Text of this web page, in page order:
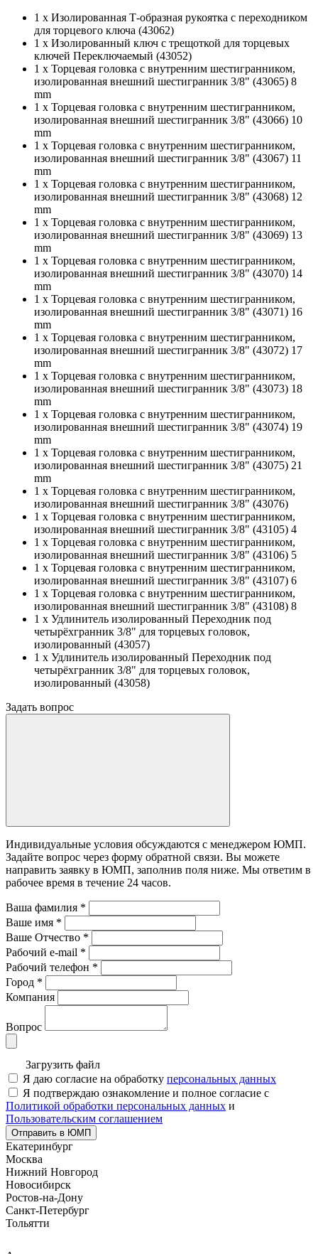
1 x Изолированная Т-образная рукоятка с переходником
для торцевого ключа (43062)
1 x Изолированный ключ с трещоткой для торцевых
ключей Переключаемый (43052)
1 x Торцевая головка с внутренним шестигранником,
изолированная внешний шестигранник 3/8" (43065) 8
mm
1 x Торцевая головка с внутренним шестигранником,
изолированная внешний шестигранник 3/8" (43066) 10
mm
1 x Торцевая головка с внутренним шестигранником,
изолированная внешний шестигранник 3/8" (43067) 11
mm
1 x Торцевая головка с внутренним шестигранником,
изолированная внешний шестигранник 3/8" (43068) 12
mm
1 x Торцевая головка с внутренним шестигранником,
изолированная внешний шестигранник 3/8" (43069) 13
mm
1 x Торцевая головка с внутренним шестигранником,
изолированная внешний шестигранник 3/8" (43070) 14
mm
1 x Торцевая головка с внутренним шестигранником,
изолированная внешний шестигранник 3/8" (43071) 16
mm
1 x Торцевая головка с внутренним шестигранником,
изолированная внешний шестигранник 3/8" (43072) 17
mm
1 x Торцевая головка с внутренним шестигранником,
изолированная внешний шестигранник 3/8" (43073) 18
mm
1 x Торцевая головка с внутренним шестигранником,
изолированная внешний шестигранник 3/8" (43074) 19
mm
1 x Торцевая головка с внутренним шестигранником,
изолированная внешний шестигранник 3/8" (43075) 21
mm
1 x Торцевая головка с внутренним шестигранником,
изолированная внешний шестигранник 3/8" (43076)
1 x Торцевая головка с внутренним шестигранником,
изолированная внешний шестигранник 3/8" (43105) 4
1 x Торцевая головка с внутренним шестигранником,
изолированная внешний шестигранник 3/8" (43106) 5
1 x Торцевая головка с внутренним шестигранником,
изолированная внешний шестигранник 3/8" (43107) 6
1 x Торцевая головка с внутренним шестигранником,
изолированная внешний шестигранник 3/8" (43108) 8
1 x Удлинитель изолированный Переходник под
четырёхгранник 3/8" для торцевых головок,
изолированный (43057)
1 x Удлинитель изолированный Переходник под
четырёхгранник 3/8" для торцевых головок,
изолированный (43058)
Задать вопрос
Индивидуальные условия обсуждаются с менеджером ЮМП.
Задайте вопрос через форму обратной связи. Вы можете
направить заявку в ЮМП, заполнив поля ниже. Mы ответим в
рабочее время в течение 24 часов.
Ваша фамилия *
Ваше имя *
Ваше Отчество *
Рабочий e-mail *
Рабочий телефон *
Город *
Компания
Вопрос
Загрузить файл
Я даю согласие на обработку персональных данных
Я подтверждаю ознакомление и полное согласие с
Политикой обработки персональных данных и
Пользовательским соглашением
Отправить в ЮМП
Екатеринбург
Москва
Нижний Новгород
Новосибирск
Ростов-на-Дону
Санкт-Петербург
Тольятти